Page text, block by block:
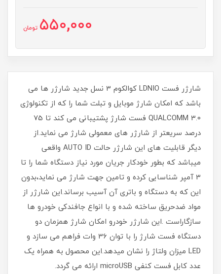
550,000 تومان
شارژر فست LDNIO کوالکوم 3 نسل جدید شارژر ها می
باشد که امکان شارژ موبایل و تبلت شما را که از تکنولوژی
QUALCOMM 3.0 فست شارژ پشتیبانی می کند تا 75
درصد سریعتر از شارژر های معمولی شارژ می نماید.از
دیگر قابلیت های این شارژر حالت AUTO ID واقعی
میباشد که بطور خودکار جریان مورد نیاز دستگاه شما را تا
3 آمپر شناسایی کرده و تامین جهت شارژ می نماید،بدون
این که به دستگاه و باتری آن آسیب برساند.این شارژر از
مواد ضدحریق ساخته شده و با انواع جافندکی خودرو ها
سازگاراست .این شارژر خودرو امکان شارژ همزمان دو
دستگاه فست شارژ را با توان 36 وات فراهم می سازد و
LED میزان ولتاژ را نشان میدهد.این محصول به همراه یک
عدد کابل فست کنفی microUSB ارائه می گردد.